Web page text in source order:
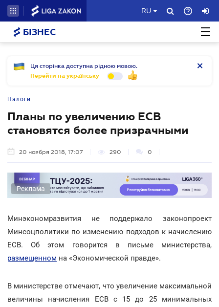
RU
БІЗНЕС
Ця сторінка доступна рідною мовою.
Перейти на українську
Налоги
Планы по увеличению ЕСВ
становятся более призрачными
20 ноября 2018, 17:07 290 0
Реклама
Минэкономразвития не поддержало законопроект
Минсоцполитики по изменению подходов к начислению
ЕСВ. Об этом говорится в письме министерства,
размещенном на «Экономической правде».
В министерстве отмечают, что увеличение максимальной
величины начисления ЕСВ с 15 до 25 минимальных